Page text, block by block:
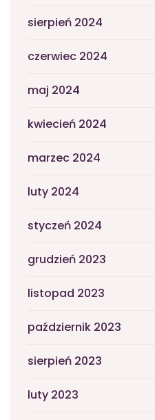
sierpień 2024
czerwiec 2024
maj 2024
kwiecień 2024
marzec 2024
luty 2024
styczeń 2024
grudzień 2023
listopad 2023
październik 2023
sierpień 2023
luty 2023